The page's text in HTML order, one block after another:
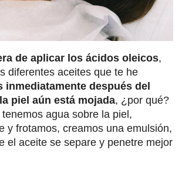
de aplicar los ácidos oleicos,
diferentes aceites que te he
inmediatamente después del
piel aún está mojada, ¿por qué?
agua sobre la piel,
y frotamos, creamos una emulsión,
el aceite se separe y penetre mejor